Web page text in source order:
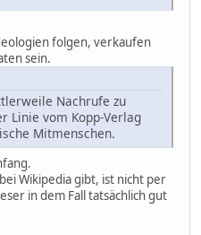
folgen, verkaufen
sein.
Nachrufe zu
Linie vom Kopp-Verlag
Mitmenschen.
Wikipedia gibt, ist nicht per
in dem Fall tatsächlich gut